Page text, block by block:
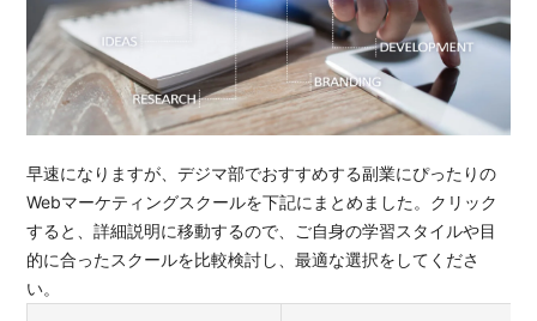
早速になりますが、デジマ部でおすすめする副業にぴったりの
Webマーケティングスクールを下記にまとめました。クリック
すると、詳細説明に移動するので、ご自身の学習スタイルや目
的に合ったスクールを比較検討し、最適な選択をしてくださ
い。